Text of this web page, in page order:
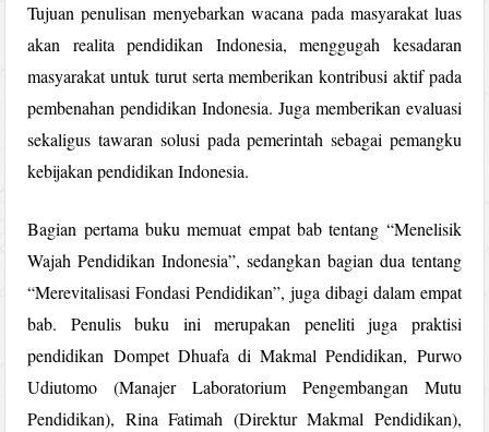
Tujuan penulisan menyebarkan wacana pada masyarakat luas
akan realita pendidikan Indonesia, menggugah kesadaran
masyarakat untuk turut serta memberikan kontribusi aktif pada
pembenahan pendidikan Indonesia. Juga memberikan evaluasi
sekaligus tawaran solusi pada pemerintah sebagai pemangku
kebijakan pendidikan Indonesia.
Bagian pertama buku memuat empat bab tentang “Menelisik
Wajah Pendidikan Indonesia”, sedangkan bagian dua tentang
“Merevitalisasi Fondasi Pendidikan”, juga dibagi dalam empat
bab. Penulis buku ini merupakan peneliti juga praktisi
pendidikan Dompet Dhuafa di Makmal Pendidikan, Purwo
Udiutomo (Manajer Laboratorium Pengembangan Mutu
Pendidikan), Rina Fatimah (Direktur Makmal Pendidikan),